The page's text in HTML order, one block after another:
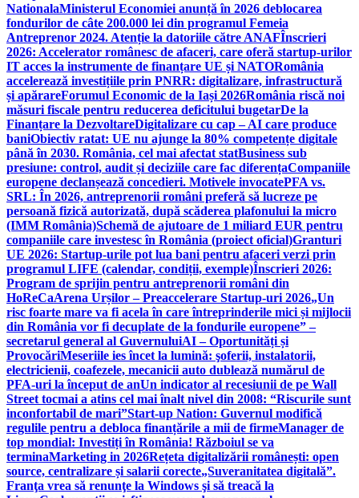
NationalaMinisterul Economiei anunță în 2026 deblocarea
fondurilor de câte 200.000 lei din programul Femeia
Antreprenor 2024. Atenție la datoriile către ANAFÎnscrieri
2026: Accelerator românesc de afaceri, care oferă startup-urilor
IT acces la instrumente de finanțare UE și NATORomânia
accelerează investițiile prin PNRR: digitalizare, infrastructură
și apărareForumul Economic de la Iași 2026România riscă noi
măsuri fiscale pentru reducerea deficitului bugetarDe la
Finanțare la DezvoltareDigitalizare cu cap – AI care produce
baniObiectiv ratat: UE nu ajunge la 80% competențe digitale
până în 2030. România, cel mai afectat statBusiness sub
presiune: control, audit și deciziile care fac diferențaCompaniile
europene declanșează concedieri. Motivele invocatePFA vs.
SRL: În 2026, antreprenorii români preferă să lucreze pe
persoană fizică autorizată, după scăderea plafonului la micro
(IMM România)Schemă de ajutoare de 1 miliard EUR pentru
companiile care investesc în România (proiect oficial)Granturi
UE 2026: Startup-urile pot lua bani pentru afaceri verzi prin
programul LIFE (calendar, condiții, exemple)Înscrieri 2026:
Program de sprijin pentru antreprenorii români din
HoReCaArena Urșilor – Preaccelerare Startup-uri 2026„Un
risc foarte mare va fi acela în care întreprinderile mici și mijlocii
din România vor fi decuplate de la fondurile europene” –
secretarul general al GuvernuluiAI – Oportunități și
ProvocăriMeseriile ies încet la lumină: şoferii, instalatorii,
electricienii, coafezele, mecanicii auto dublează numărul de
PFA-uri la început de anUn indicator al recesiunii de pe Wall
Street tocmai a atins cel mai înalt nivel din 2008: “Riscurile sunt
inconfortabil de mari”Start-up Nation: Guvernul modifică
regulile pentru a debloca finanțările a mii de firmeManager de
top mondial: Investiți în România! Războiul se va
terminaMarketing in 2026Rețeta digitalizării românești: open
source, centralizare și salarii corecte„Suveranitatea digitală”.
Franţa vrea să renunţe la Windows şi să treacă la